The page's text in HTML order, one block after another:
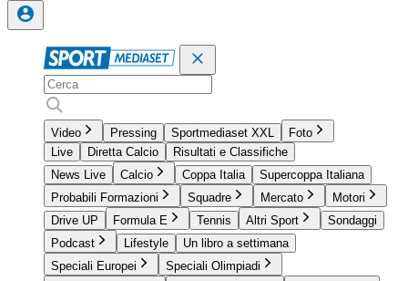
Video Pressing Sportmediaset XXL
Foto
Live
Diretta Calcio
Risultati e Classifiche
News Live
Calcio Coppa Italia
Supercoppa Italiana
Probabili Formazioni
Squadre Mercato
Motori
Drive UP
Formula E Tennis Altri Sport
Sondaggi
Podcast
Lifestyle
Un libro a settimana
Speciali Europei
Speciali Olimpiadi